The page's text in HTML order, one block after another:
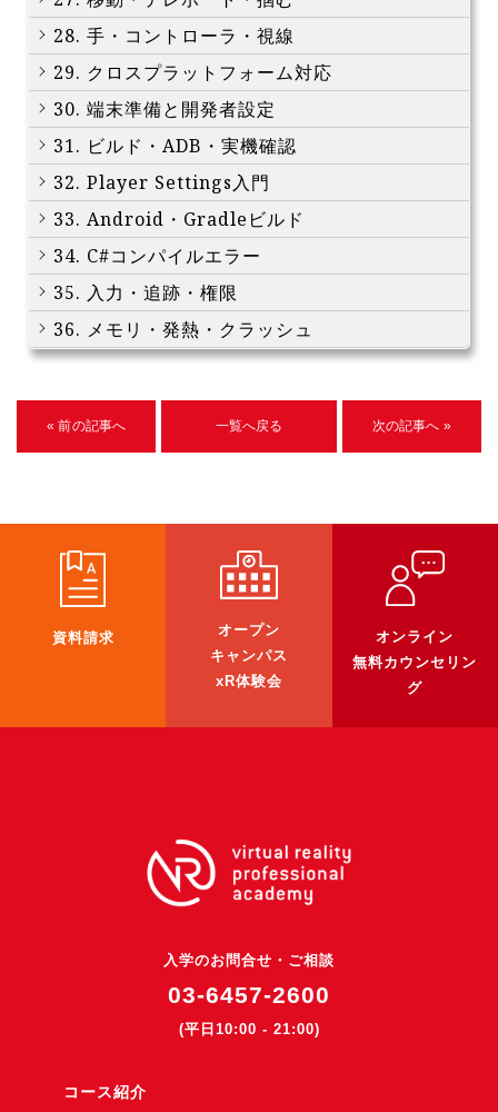
28. 手・コントローラ・視線
29. クロスプラットフォーム対応
30. 端末準備と開発者設定
31. ビルド・ADB・実機確認
32. Player Settings入門
33. Android・Gradleビルド
34. C#コンパイルエラー
35. 入力・追跡・権限
36. メモリ・発熱・クラッシュ
« 前の記事へ 一覧へ戻る 次の記事へ »
資料請求
オープン
キャンパス
xR体験会
オンライン
無料カウンセリン
グ
入学のお問合せ・ご相談
03-6457-2600
(平日10:00 - 21:00)
コース紹介